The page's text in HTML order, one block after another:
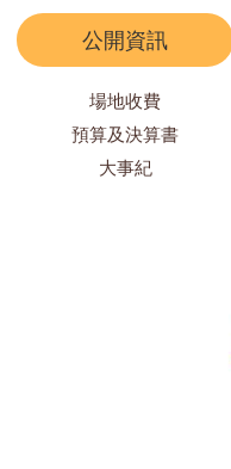
公開資訊
場地收費
預算及決算書
大事紀